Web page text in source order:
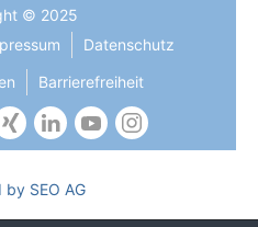
© 2025
Datenschutz
Barrierefreiheit
by SEO AG